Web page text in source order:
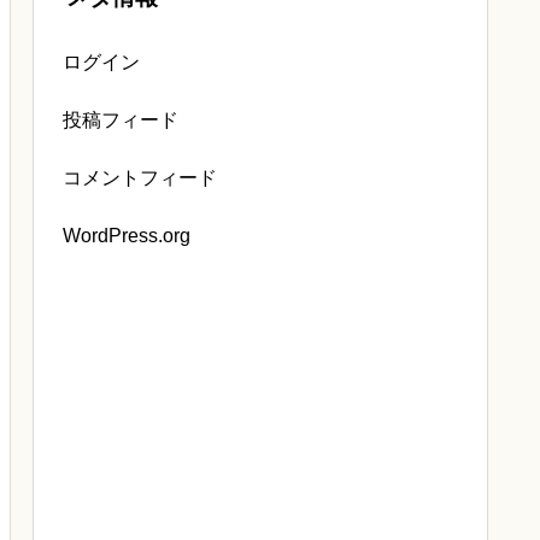
ログイン
投稿フィード
コメントフィード
WordPress.org